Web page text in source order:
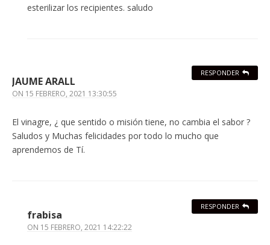
esterilizar los recipientes. saludo
JAUME ARALL
ON 15 FEBRERO, 2021 13:30:55
El vinagre, ¿ que sentido o misión tiene, no cambia el sabor ?
Saludos y Muchas felicidades por todo lo mucho que
aprendemos de Tí.
RESPONDER
frabisa
ON 15 FEBRERO, 2021 14:22:22
RESPONDER